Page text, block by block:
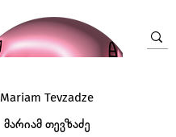
Mariam Tevzadze
მარიამ თევზაძე